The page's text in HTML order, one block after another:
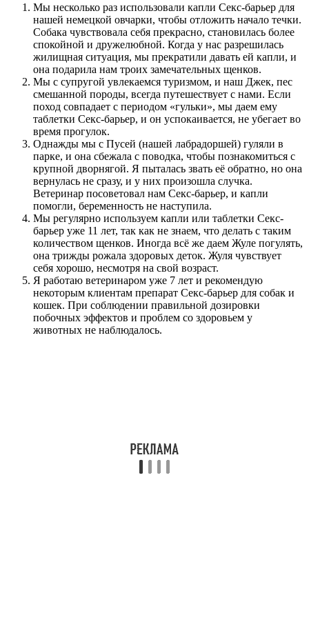
Мы несколько раз использовали капли Секс-барьер для
нашей немецкой овчарки, чтобы отложить начало течки.
Собака чувствовала себя прекрасно, становилась более
спокойной и дружелюбной. Когда у нас разрешилась
жилищная ситуация, мы прекратили давать ей капли, и
она подарила нам троих замечательных щенков.
Мы с супругой увлекаемся туризмом, и наш Джек, пес
смешанной породы, всегда путешествует с нами. Если
поход совпадает с периодом «гульки», мы даем ему
таблетки Секс-барьер, и он успокаивается, не убегает во
время прогулок.
Однажды мы с Пусей (нашей лабрадоршей) гуляли в
парке, и она сбежала с поводка, чтобы познакомиться с
крупной дворнягой. Я пыталась звать её обратно, но она
вернулась не сразу, и у них произошла случка.
Ветеринар посоветовал нам Секс-барьер, и капли
помогли, беременность не наступила.
Мы регулярно используем капли или таблетки Секс-
барьер уже 11 лет, так как не знаем, что делать с таким
количеством щенков. Иногда всё же даем Жуле погулять,
она трижды рожала здоровых деток. Жуля чувствует
себя хорошо, несмотря на свой возраст.
Я работаю ветеринаром уже 7 лет и рекомендую
некоторым клиентам препарат Секс-барьер для собак и
кошек. При соблюдении правильной дозировки
побочных эффектов и проблем со здоровьем у
животных не наблюдалось.